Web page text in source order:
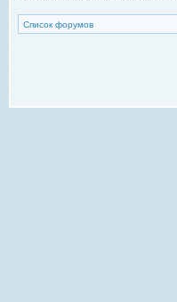
Список форумов